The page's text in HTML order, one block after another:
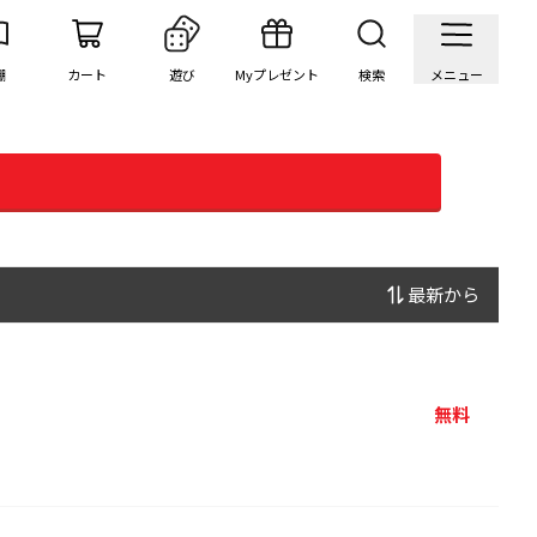
カート 遊び Myプレゼント 検索 メニュー
最新から
無料